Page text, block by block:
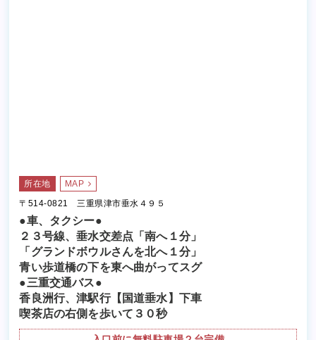
所在地
MAP
〒514-0821 三重県津市垂水４９５
●車、タクシー●
２３号線、垂水交差点「南へ１分」
「グランドボウルさんを北へ１分」
青い歩道橋の下を東へ曲がってスグ
●三重交通バス●
香良洲行、津駅行【国道垂水】下車
喫茶店の右側を歩いて３０秒